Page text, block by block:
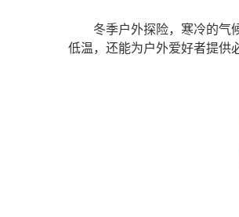
冬季户外探险，寒冷的气
低温，还能为户外爱好者提供